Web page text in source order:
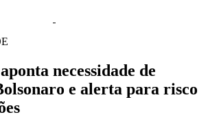
necessidade de
e alerta para risco